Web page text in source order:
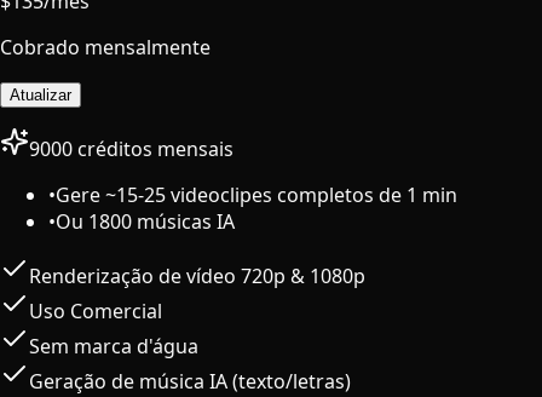
Cobrado mensalmente
Atualizar
9000 créditos mensais
•Gere ~15-25 videoclipes completos de 1 min
•Ou 1800 músicas IA
Renderização de vídeo 720p & 1080p
Uso Comercial
Sem marca d'água
Geração de música IA (texto/letras)